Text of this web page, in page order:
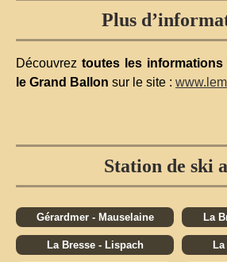
Plus
Découvrez toutes les
le Grand Ballon sur le site :
Station de ski
Gérardmer - Mauselaine La
La Bresse - Lispach